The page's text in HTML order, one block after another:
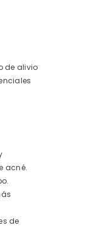
de alivio
acné.
de